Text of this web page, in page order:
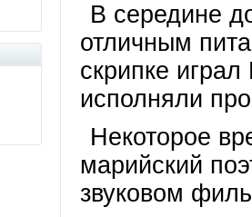
В середине
отличным
скрипке
исполняли
Некоторое
марийский
звуковом